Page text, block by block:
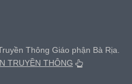
Thông Giáo phận Bà Rịa.
TRUYỀN THÔNG